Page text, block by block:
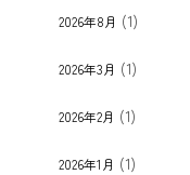
2026年8月 (1)
2026年3月 (1)
2026年2月 (1)
2026年1月 (1)